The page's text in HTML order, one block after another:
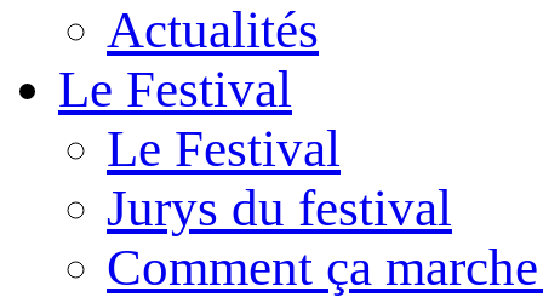
Actualités
Le Festival
Le Festival
Jurys du festival
Comment ça